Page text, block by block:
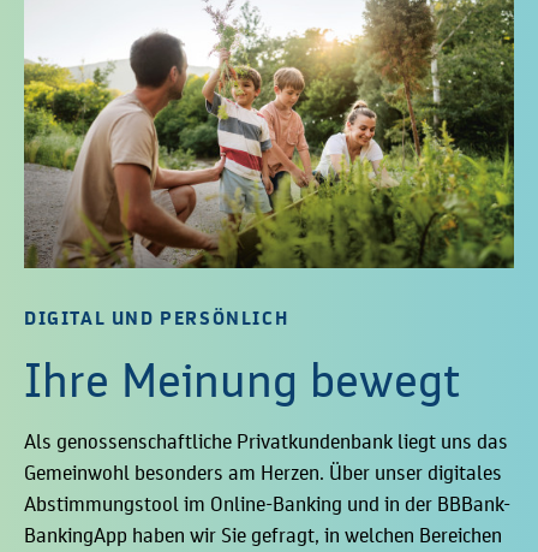
DIGITAL UND PERSÖNLICH
Ihre Meinung bewegt
Als genossenschaftliche Privatkundenbank liegt uns das
Gemeinwohl besonders am Herzen. Über unser digitales
Abstimmungstool im Online-Banking und in der BBBank-
BankingApp haben wir Sie gefragt, in welchen Bereichen